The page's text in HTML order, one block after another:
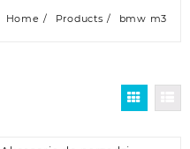
Home Products bmw m3